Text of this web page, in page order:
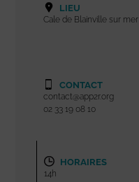
LIEU
Cale de Blainville sur mer
CONTACT
contact@app2r.org
02 33 19 08 10
HORAIRES
14h